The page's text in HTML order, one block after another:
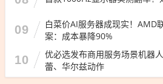
09
白菜价AI服务器成现实！AMD
案：成本暴降90%
10
优必选发布商用服务场景机器
蕾、华尔兹动作